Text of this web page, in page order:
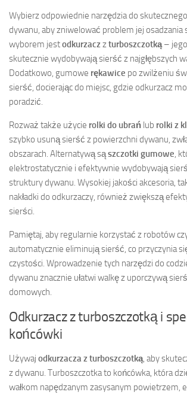
Wybierz odpowiednie narzędzia do
dywanu, aby zniwelować problem jej osadzania
wyborem jestodkurzaczzturboszczotką –
skutecznie wydobywają sierść z najgłębszych
Dodatkowo, gumowe rękawice po zwilżeniu
sierść, docierając do miejsc, gdzie odkurzacz
poradzić.
Rozważ także użycie rolki do ubrań lub rolki z
szybko usuną sierść z powierzchni dywanu,
obszarach. Alternatywą sąszczotki gumowe ,
elektrostatycznie i efektywnie wydobywają
struktury dywanu. Wysokiej jakości akcesoria,
nakładki do odkurzaczy, również zwiększą
sierści.
Pamiętaj, aby regularnie korzystać z robotów
automatycznie eliminują sierść, co przyczynia
czystości. Wprowadzenie tych narzędzi do
dywanu znacznie ułatwi walkę z uporczywą
domowych.
Odkurzacz z turboszczotką i
końcówki
Używaj odkurzacza z turboszczotką , aby
z dywanu. Turboszczotka to końcówka, która
wałkom napędzanym zasysanym powietrzem,